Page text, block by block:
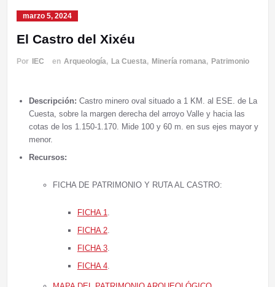
marzo 5, 2024
El Castro del Xixéu
Por IEC en Arqueología, La Cuesta, Minería romana, Patrimonio
Descripción: Castro minero oval situado a 1 KM. al ESE. de La
Cuesta, sobre la margen derecha del arroyo Valle y hacia las
cotas de los 1.150-1.170. Mide 100 y 60 m. en sus ejes mayor y
menor.
Recursos:
FICHA DE PATRIMONIO Y RUTA AL CASTRO:
FICHA 1
FICHA 2.
FICHA 3.
FICHA 4.